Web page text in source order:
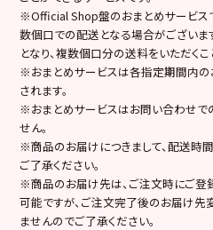
※Official Shop盤のおまとめサービス
数個口での配送となる場合がござい
となり、複数個口分の送料をいただくこ
※おまとめサービスは各指定期間内
されます。
※おまとめサービスはお問い合わせで
せん。
※商品のお届けにつきまして、配送時
ご了承ください。
※商品のお届け先は、ご注文時にご
可能ですが、ご注文完了後のお届け
ませんのでご了承ください。